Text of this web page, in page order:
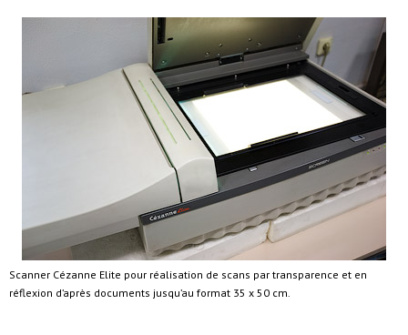
Scanner Cézanne Elite pour réalisation de scans par transparence et en
réflexion d’après documents jusqu’au format 35 x 50 cm.